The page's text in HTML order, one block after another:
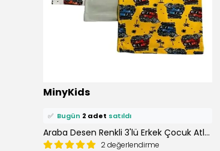
MinyKids
9 kişi
✅ Bugün 2 adet satıldı
Araba Desen Renkli 3'lü Erkek Çocuk Atlet Set
2 değerlendirme